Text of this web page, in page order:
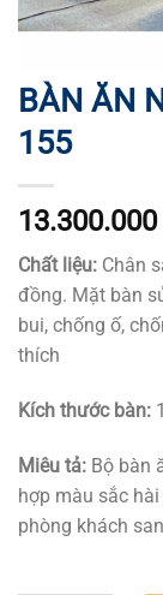
BÀN ĂN
155
13.300.000
Chất liệu: Chân
đồng. Mặt bàn
bui, chống ố,
thích
Kích thước bàn:
Miêu tả: Bộ bàn
hợp màu sắc
phòng khách